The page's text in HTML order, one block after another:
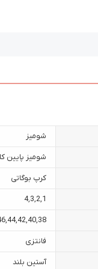
شومیز
شومیز پایین
کرپ بوگاتی
1
,
2
,
3
,
4
38
,
40
,
42
,
44
,
فانتزی
آستین بلند